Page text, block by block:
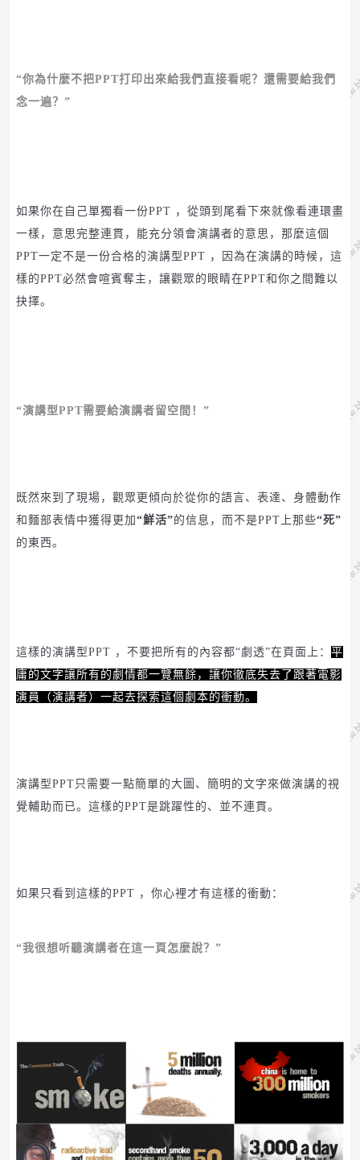
“你為什麼不把PPT打印出來給我們直接看呢？還需要給我們
念一遍？”
如果你在自己單獨看一份PPT ，從頭到尾看下來就像看連環畫
一樣，意思完整連貫，能充分領會演講者的意思，那麼這個
PPT一定不是一份合格的演講型PPT ，因為在演講的時候，這
樣的PPT必然會喧賓奪主，讓觀眾的眼睛在PPT和你之間難以
抉擇。
“演講型PPT需要給演講者留空間！”
既然來到了現場，觀眾更傾向於從你的語言、表達、身體動作
和麵部表情中獲得更加 “鮮活”的信息，而不是PPT 上那些“死”
的東西。
這樣的演講型PPT ，不要把所有的內容都“劇透”在頁面上： 平
庸的文字讓所有的劇情都一覽無餘，讓你徹底失去了跟著電影
演員（演講者）一起去探索這個劇本的衝動。
演講型PPT 只需要一點簡單的大圖、簡明的文字來做演講的視
覺輔助而已。 這樣的PPT是跳躍性的、並不連貫。
如果只看到這樣的PPT ，你心裡才有這樣的衝動：
“我很想听聽演講者在這一頁怎麼說？”